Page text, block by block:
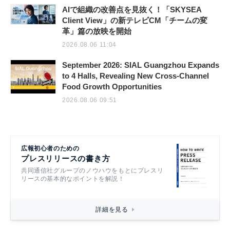
AIで組織の改善点を見抜く！「SKYSEA
Client View」の新テレビCM「チームの変
革」篇の放映を開始
2026.08.06 11:04
September 2026: SIAL Guangzhou Expands
to 4 Halls, Revealing New Cross-Channel
Food Growth Opportunities
2026.08.06 09:51
広報初心者のための
プレスリリースの書き方
共同通信社グループのノウハウをもとにプレスリ
リースの基本的なポイントを解説！
詳細を見る